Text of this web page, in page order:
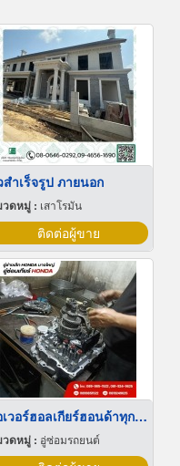
าเร็จรูป ภายนอก
ดหมู่ : เสาโรมัน
ติดต่อผู้ขาย
โอเวอร์ฮอลเกียร์ฮอนด้าทุกรุ่น
ดหมู่ : อู่ซ่อมรถยนต์